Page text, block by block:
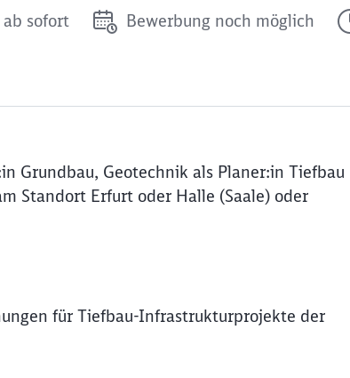
sofort Bewerbung noch möglich
Grundbau, Geotechnik als Planer:in Tiefbau
Standort Erfurt oder Halle (Saale) oder
für Tiefbau-Infrastrukturprojekte der